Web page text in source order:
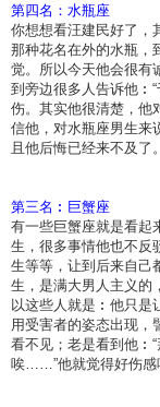
第四名：水瓶座
你想想看汪建民好了，
那种花名在外的水瓶，
觉。所以今天他会很有
到旁边很多人告诉他
伤。其实他很清楚，他
信他，对水瓶座男生来
且他后悔已经来不及了。
第三名︰巨蟹座
有一些巨蟹座就是看起
生，很多事情他也不反
生等等，让到后来自己
生，是满大男人主义的
以这些人就是︰他只是
用受害者的姿态出现，
看不见；老是看到他
唉……”他就觉得好伤感